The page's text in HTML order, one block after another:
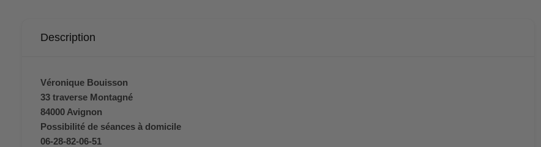
Description
Véronique Bouisson
33 traverse Montagné
84000 Avignon
Possibilité de séances à domicile
06-28-82-06-51